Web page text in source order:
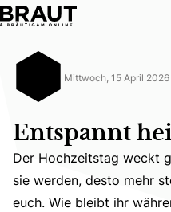
Mittwoch, 15 April 2026
Entspannt
Der Hochzeitstag weckt
sie werden, desto mehr
euch. Wie bleibt ihr